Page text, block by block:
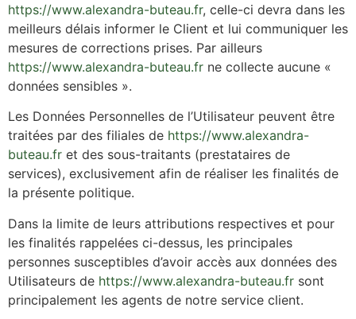
https://www.alexandra-buteau.fr, celle-ci devra dans les
meilleurs délais informer le Client et lui communiquer les
mesures de corrections prises. Par ailleurs
https://www.alexandra-buteau.fr ne collecte aucune «
données sensibles ».
Les Données Personnelles de l’Utilisateur peuvent être
traitées par des filiales de https://www.alexandra-
buteau.fr et des sous-traitants (prestataires de
services), exclusivement afin de réaliser les finalités de
la présente politique.
Dans la limite de leurs attributions respectives et pour
les finalités rappelées ci-dessus, les principales
personnes susceptibles d’avoir accès aux données des
Utilisateurs de https://www.alexandra-buteau.fr sont
principalement les agents de notre service client.